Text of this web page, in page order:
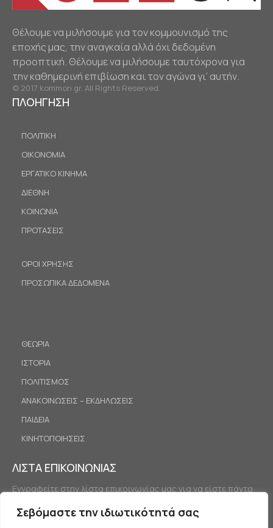
Σεβόμαστε την ιδιωτικότητά σας
Θέλουμε να μιλήσουμε για τον κομμουνισμό της
εποχής μας, την αναγκαία αλλά όχι δεδομένη
προοπτική. Θέλουμε να μιλήσουμε ταυτόχρονα για
την καθημερινή επιβίωση και τον αγώνα γι’ αυτήν.
© 2017 kommon.gr. All Rights Reserved.
ΠΛΟΗΓΗΣΗ
ΠΟΛΙΤΙΚΗ
ΟΙΚΟΝΟΜΙΑ
ΕΡΓΑΤΙΚΟ ΚΙΝΗΜΑ
ΔΙΕΘΝΗ
ΚΟΙΝΩΝΙΑ
ΠΡΟΤΑΣΕΙΣ
ΟΡΟΙ ΧΡΗΣΗΣ
ΠΡΟΣΩΠΙΚΑ ΔΕΔΟΜΕΝΑ
ΘΕΩΡΙΑ
ΙΣΤΟΡΙΑ
ΠΟΛΙΤΙΣΜΟΣ
ΑΝΑΚΟΙΝΩΣΕΙΣ – ΕΚΔΗΛΩΣΕΙΣ
ΠΑΙΔΕΙΑ
ΚΙΝΗΤΟΠΟΙΗΣΕΙΣ
ΛΙΣΤΑ ΕΠΙΚΟΙΝΩΝΙΑΣ
Εγγραφείτε στην λίστα επικοινωνίας μας για να είστε πάντα